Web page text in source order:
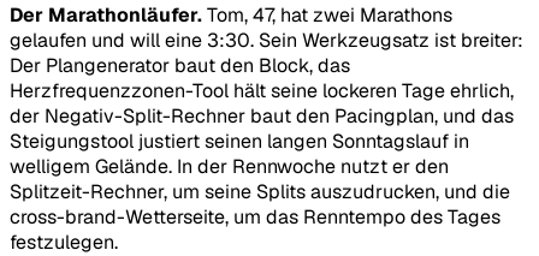
Der Marathonläufer.Tom, 47, hat zwei Marathons
gelaufen und will eine 3:30. Sein Werkzeugsatz ist breiter:
Der Plangenerator baut den Block, das
Herzfrequenzzonen-Tool hält seine lockeren Tage ehrlich,
der Negativ-Split-Rechner baut den Pacingplan, und das
Steigungstool justiert seinen langen Sonntagslauf in
welligem Gelände. In der Rennwoche nutzt er den
Splitzeit-Rechner, um seine Splits auszudrucken, und die
cross-brand-Wetterseite, um das Renntempo des Tages
festzulegen.